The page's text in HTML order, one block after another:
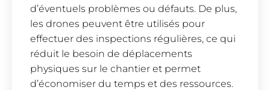
d’éventuels problèmes ou défauts. De plus,
les drones peuvent être utilisés pour
effectuer des inspections régulières, ce qui
réduit le besoin de déplacements
physiques sur le chantier et permet
d’économiser du temps et des ressources.